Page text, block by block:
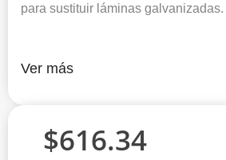
para sustituir láminas galvanizadas.
Ver más
$616.34